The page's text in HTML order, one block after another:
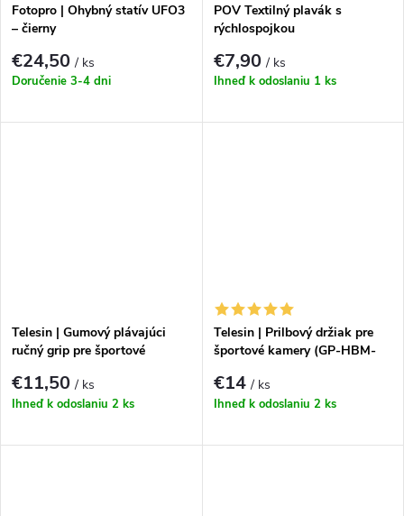
Fotopro | Ohybný statív UFO3
– čierny
€24,50/ ks
Doručenie 3-4 dni
POV Textilný plavák s
rýchlospojkou
€7,90/ ks
Ihneď k odoslaniu 1 ks
Telesin | Gumový plávajúci
ručný grip pre športové
€11,50/ ks
Ihneď k odoslaniu 2 ks
Telesin | Prilbový držiak pre
športové kamery (GP-HBM-
€14/ ks
Ihneď k odoslaniu 2 ks